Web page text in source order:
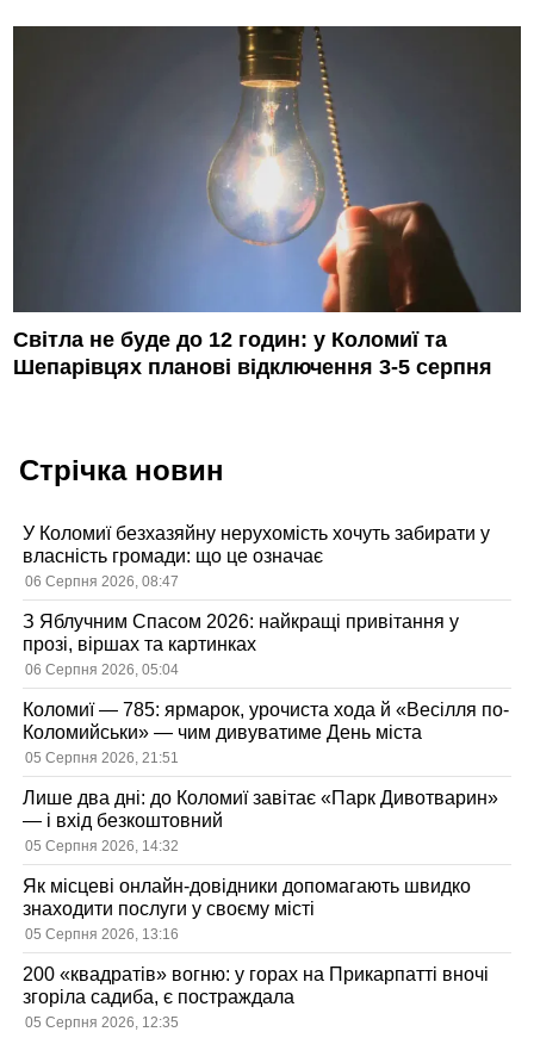
Світла не буде до 12 годин: у Коломиї та
Шепарівцях планові відключення 3-5 серпня
Стрічка новин
У Коломиї безхазяйну нерухомість хочуть забирати у
власність громади: що це означає
06 Серпня 2026, 08:47
З Яблучним Спасом 2026: найкращі привітання у
прозі, віршах та картинках
06 Серпня 2026, 05:04
Коломиї — 785: ярмарок, урочиста хода й «Весілля по-
Коломийськи» — чим дивуватиме День міста
05 Серпня 2026, 21:51
Лише два дні: до Коломиї завітає «Парк Дивотварин»
— і вхід безкоштовний
05 Серпня 2026, 14:32
Як місцеві онлайн-довідники допомагають швидко
знаходити послуги у своєму місті
05 Серпня 2026, 13:16
200 «квадратів» вогню: у горах на Прикарпатті вночі
згоріла садиба, є постраждала
05 Серпня 2026, 12:35